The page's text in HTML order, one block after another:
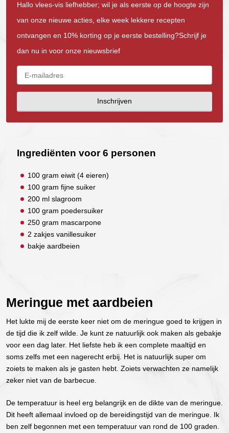
Hallo vlees-vis liefhebber; wil je als eerste op de hoogte zijn
van onze nieuwe acties, elke week lekkere recepten
ontvangen en 10% korting op je eerste bestelling?Schrijf je
dan nu in voor onze nieuwsbrief
Inschrijven
Ingrediënten voor 6 personen
100 gram eiwit (4 eieren)
100 gram fijne suiker
200 ml slagroom
100 gram poedersuiker
250 gram mascarpone
2 zakjes vanillesuiker
bakje aardbeien
Meringue met aardbeien
Het lukte mij de eerste keer niet om de meringue goed te krijgen in
de tijd die ik zelf wilde. Je kunt ze natuurlijk ook maken als gebakje
voor een dag later. Het liefste heb ik een complete maaltijd en
soms zelfs met een nagerecht erbij. Het is natuurlijk super om
zoiets te maken als je gasten hebt. Zoiets verwachten ze namelijk
zeker niet van de barbecue.
De temperatuur is heel erg belangrijk en de dikte van de meringue.
Dit heeft allemaal invloed op de bereidingstijd van de meringue. Ik
ben zelf begonnen met een temperatuur van rond de 100 graden.